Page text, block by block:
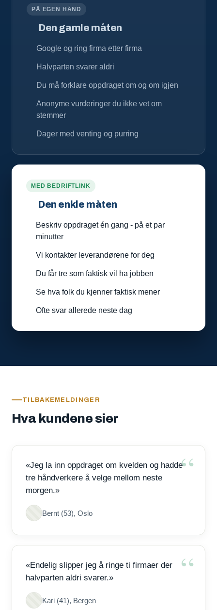
PÅ EGEN HÅND
Den gamle måten
Google og ring firma etter firma
Halvparten svarer aldri
Du må forklare oppdraget om og om igjen
Anonyme vurderinger du ikke vet om
stemmer
Dager med venting og purring
MED BEDRIFTLINK
Den enkle måten
Beskriv oppdraget én gang - på et par
minutter
Vi kontakter leverandørene for deg
Du får tre som faktisk vil ha jobben
Se hva folk du kjenner faktisk mener
Ofte svar allerede neste dag
TILBAKEMELDINGER
Hva kundene sier
«Jeg la inn oppdraget om kvelden og hadde
tre håndverkere å velge mellom neste
morgen.»
Bernt (53), Oslo
«Endelig slipper jeg å ringe ti firmaer der
halvparten aldri svarer.»
Kari (41), Bergen